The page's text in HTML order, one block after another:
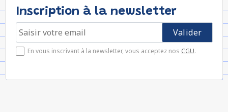
Inscription à la newsletter
En vous inscrivant à la newsletter, vous acceptez nos CGU.